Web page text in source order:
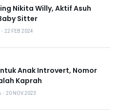
Nikita Willy, Aktif Asuh
Sitter
・ 22 FEB 2024
Anak Introvert, Nomor
Kaprah
・ 20 NOV 2023